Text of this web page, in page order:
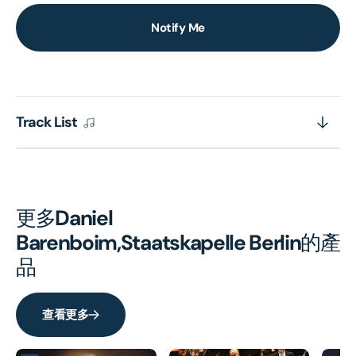
Notify Me
Track List
更多Daniel
Barenboim,Staatskapelle Berlin的產
品
查看更多